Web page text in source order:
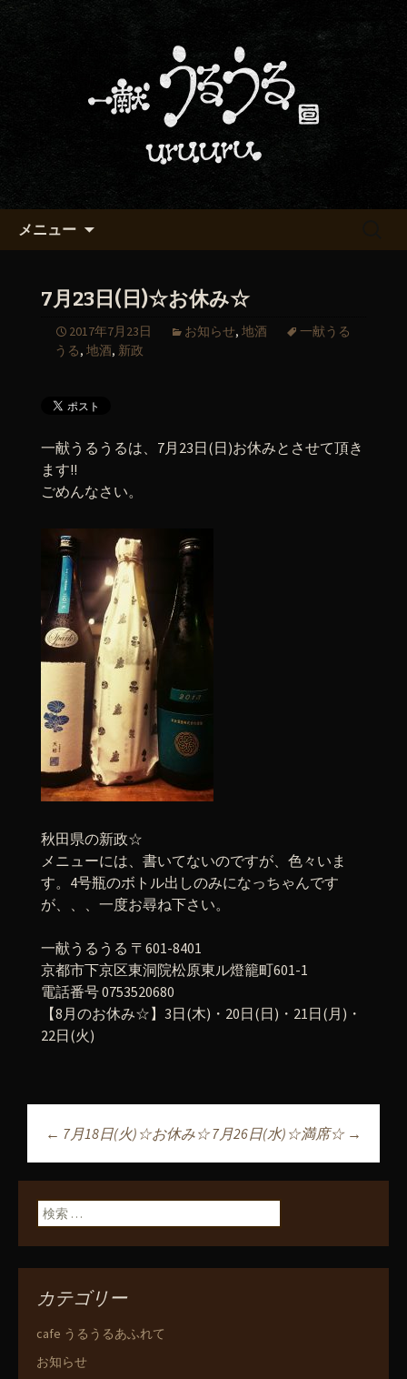
京都・五条でおいしい地酒が飲
める「一献うるうる」のブロ
京都・五条烏丸の町屋居酒屋「一献う
るうる」からのお知らせ
メニュー
7月23日(日)☆お休み☆
2017年7月23日 お知らせ, 地酒
一献うる
うる, 地酒, 新政
一献うるうるは、7月23日(日)お休みとさせて頂き
ます!!
ごめんなさい。
秋田県の新政☆
メニューには、書いてないのですが、色々いま
す。4号瓶のボトル出しのみになっちゃんです
が、、、一度お尋ね下さい。
一献うるうる 〒601-8401
京都市下京区東洞院松原東ル燈籠町601-1
電話番号 0753520680
【8月のお休み☆】3日(木)・20日(日)・21日(月)・
22日(火)
投稿ナビゲーショ
ン
← 7月18日(火)☆お休み☆7月26日(水)☆満席☆ →
検索:
カテゴリー
cafe うるうるあふれて
お知らせ